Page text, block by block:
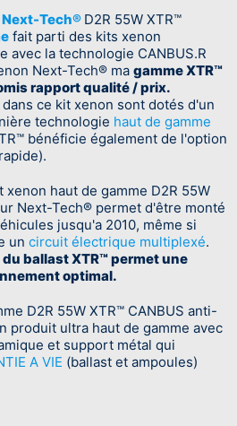
Tech® D2R 55W XTR™
fait parti des kits xenon
avec la technologie CANBUS.R
Next-Tech® ma gamme XTR™
rapport qualité / prix.
ce kit xenon sont dotés d'un
technologie haut de gamme
bénéficie également de l'option
xenon haut de gamme D2R 55W
Next-Tech® permet d'être monté
jusqu'a 2010, même si
un circuit électrique multiplexé.
ballast XTR™ permet une
optimal.
D2R 55W XTR™ CANBUS anti-
produit ultra haut de gamme avec
et support métal qui
A VIE (ballast et ampoules)